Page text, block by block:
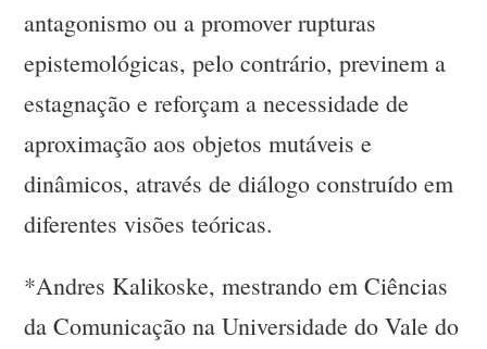
antagonismo ou a promover rupturas
epistemológicas, pelo contrário, previnem a
estagnação e reforçam a necessidade de
aproximação aos objetos mutáveis e
dinâmicos, através de diálogo construído em
diferentes visões teóricas.
*Andres Kalikoske, mestrando em Ciências
da Comunicação na Universidade do Vale do